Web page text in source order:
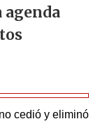
agenda
cedió y eliminó